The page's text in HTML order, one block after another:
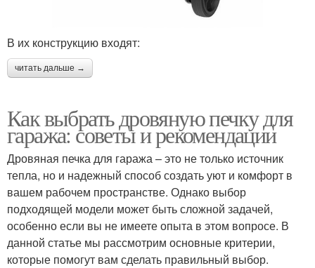
В их конструкцию входят:
читать дальше →
Как выбрать дровяную печку для
гаража: советы и рекомендации
Дровяная печка для гаража – это не только источник
тепла, но и надежный способ создать уют и комфорт в
вашем рабочем пространстве. Однако выбор
подходящей модели может быть сложной задачей,
особенно если вы не имеете опыта в этом вопросе. В
данной статье мы рассмотрим основные критерии,
которые помогут вам сделать правильный выбор.